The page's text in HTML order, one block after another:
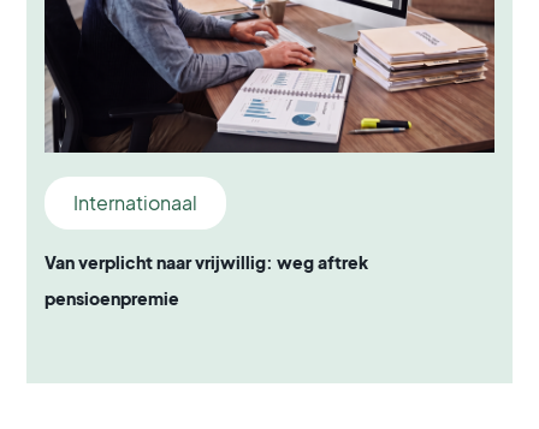
Internationaal
Van verplicht naar vrijwillig: weg aftrek
pensioenpremie